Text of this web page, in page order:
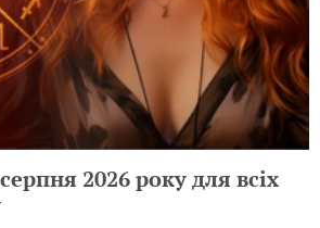
2026 року для всіх